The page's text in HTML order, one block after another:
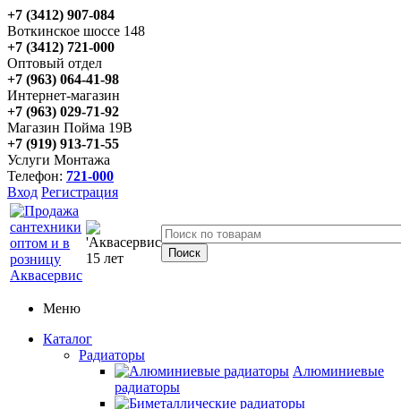
+7 (3412) 907-084
Воткинское шоссе 148
+7 (3412) 721-000
Оптовый отдел
+7 (963) 064-41-98
Интернет-магазин
+7 (963) 029-71-92
Магазин Пойма 19В
+7 (919) 913-71-55
Услуги Монтажа
Телефон: 721-000
Вход Регистрация
Меню
Каталог
Радиаторы
Алюминиевые
радиаторы